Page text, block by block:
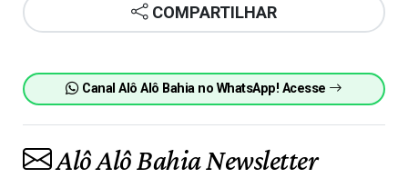
COMPARTILHAR
Canal Alô Alô Bahia no WhatsApp! Acesse
Alô Alô Bahia Newsletter